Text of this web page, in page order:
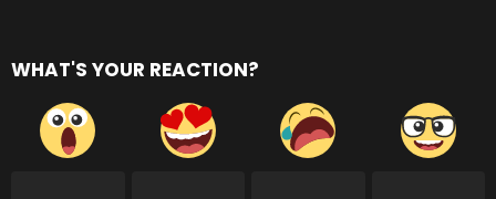
WHAT'S YOUR REACTION?